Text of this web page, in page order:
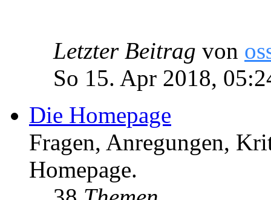
Letzter Beitrag von
So 15. Apr 2018,
Die Homepage
Fragen, Anregungen,
Homepage.